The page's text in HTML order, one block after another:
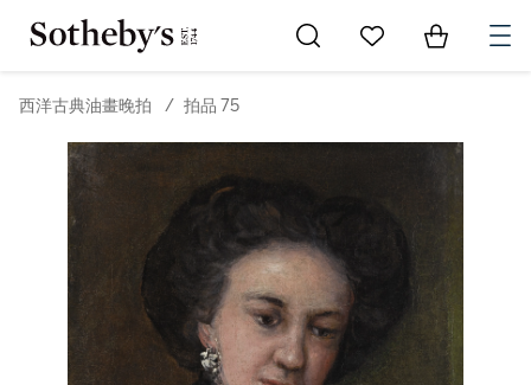
Go to My Favorites
Items in
西洋古典油畫晚拍 / 拍品 75